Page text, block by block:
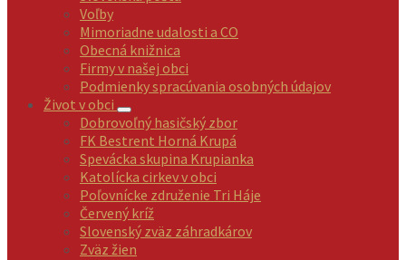
Voľby
Mimoriadne udalosti a CO
Obecná knižnica
Firmy v našej obci
Podmienky spracúvania osobných údajov
Život v obci
Dobrovoľný hasičský zbor
FK Bestrent Horná Krupá
Spevácka skupina Krupianka
Katolícka cirkev v obci
Poľovnícke združenie Tri Háje
Červený kríž
Slovenský zväz záhradkárov
Zväz žien